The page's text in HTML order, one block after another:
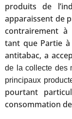
produits de
apparaissent de
contrairement à
tant que Partie à
antitabac, a
de la collecte des
principaux
pourtant
consommation